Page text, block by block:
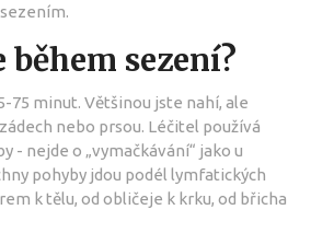
během sezení?
75 minut. Většinou jste nahí, ale
nebo prsou. Léčitel používá
- nejde o „vymačkávání“ jako u
pohyby jdou podél lymfatických
k tělu, od obličeje k krku, od břicha